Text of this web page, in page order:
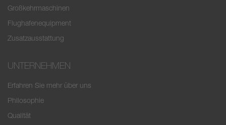
Großkehrmaschinen
Flughafenequipment
Zusatzausstattung
UNTERNEHMEN
Erfahren Sie mehr über uns
Philosophie
Qualität